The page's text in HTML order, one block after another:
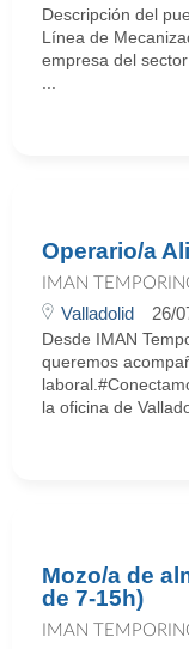
Descripción del
Línea de
empresa del
Operario/a
IMAN
Valladolid 26/
Desde IMAN
queremos
la oficina de
Mozo/a de
de 7-15h)
IMAN